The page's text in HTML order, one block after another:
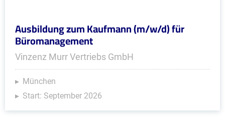
Ausbildung zum Kaufmann (m/w/d) für
Büromanagement
Vinzenz Murr Vertriebs GmbH
München
Start: September 2026